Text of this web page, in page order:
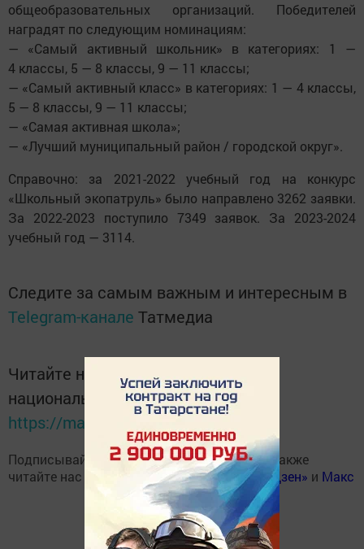
общеобразовательных организаций. Победителей
наградят по следующим номинациям:
— «Самый активный школьник» в категориях: 1 —
4 классы, 5 — 8 классы, 9 — 11 классы;
— «Самый активный класс» в категориях: 1 — 4 классы,
5 — 8 классы, 9 — 11 классы;
— «Самая активная школа»;
— «Лучший муниципальный район / городской округ».
Справочно: за 2021-2022 учебный год на конкурс
«Школьный экопатруль» было направлено 3262 заявки.
За 2022-2023 поступило 7349 заявок. За 2023-2024
учебный год — 3114.
Следите за самым важным и интересным в
Telegram-канале Татмедиа
Читайте новости Татарстана в
национальном мессенджере MАХ:
https://max.ru/tatmedia
Подписывайтесь на наш Telegram-канал, а также
читайте нас
Вконтакте Одноклассниках «Дзен» и Макс